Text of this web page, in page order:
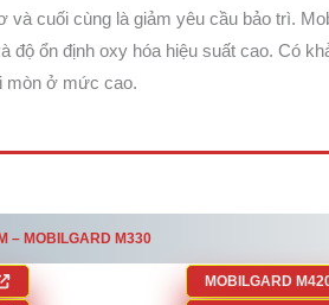
cuối cùng là giảm yêu cầu bảo trì.
ổn định oxy hóa hiệu suất cao. Có
mòn ở mức cao.
– MOBILGARD M330
MOBILGARD